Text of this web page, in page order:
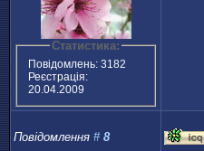
Статистика:
Повідомлень: 3182
Реєстрація:
20.04.2009
Повідомлення # 8